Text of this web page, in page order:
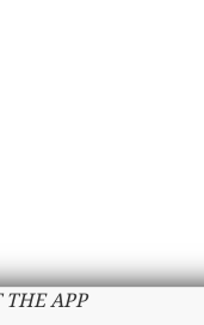
THE APP